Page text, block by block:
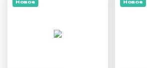
Новое Новое